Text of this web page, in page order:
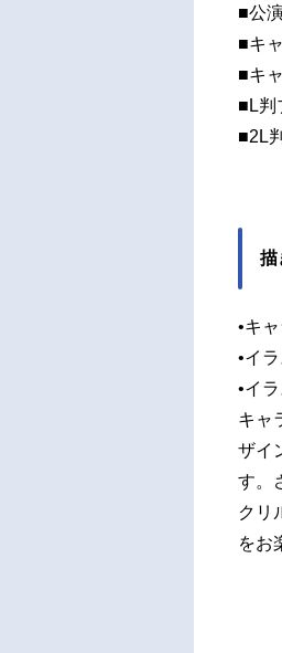
■公
■キ
■キ
■L判
■2L
描
•キ
•イ
•イ
キャ
ザイ
す。
クリ
をお